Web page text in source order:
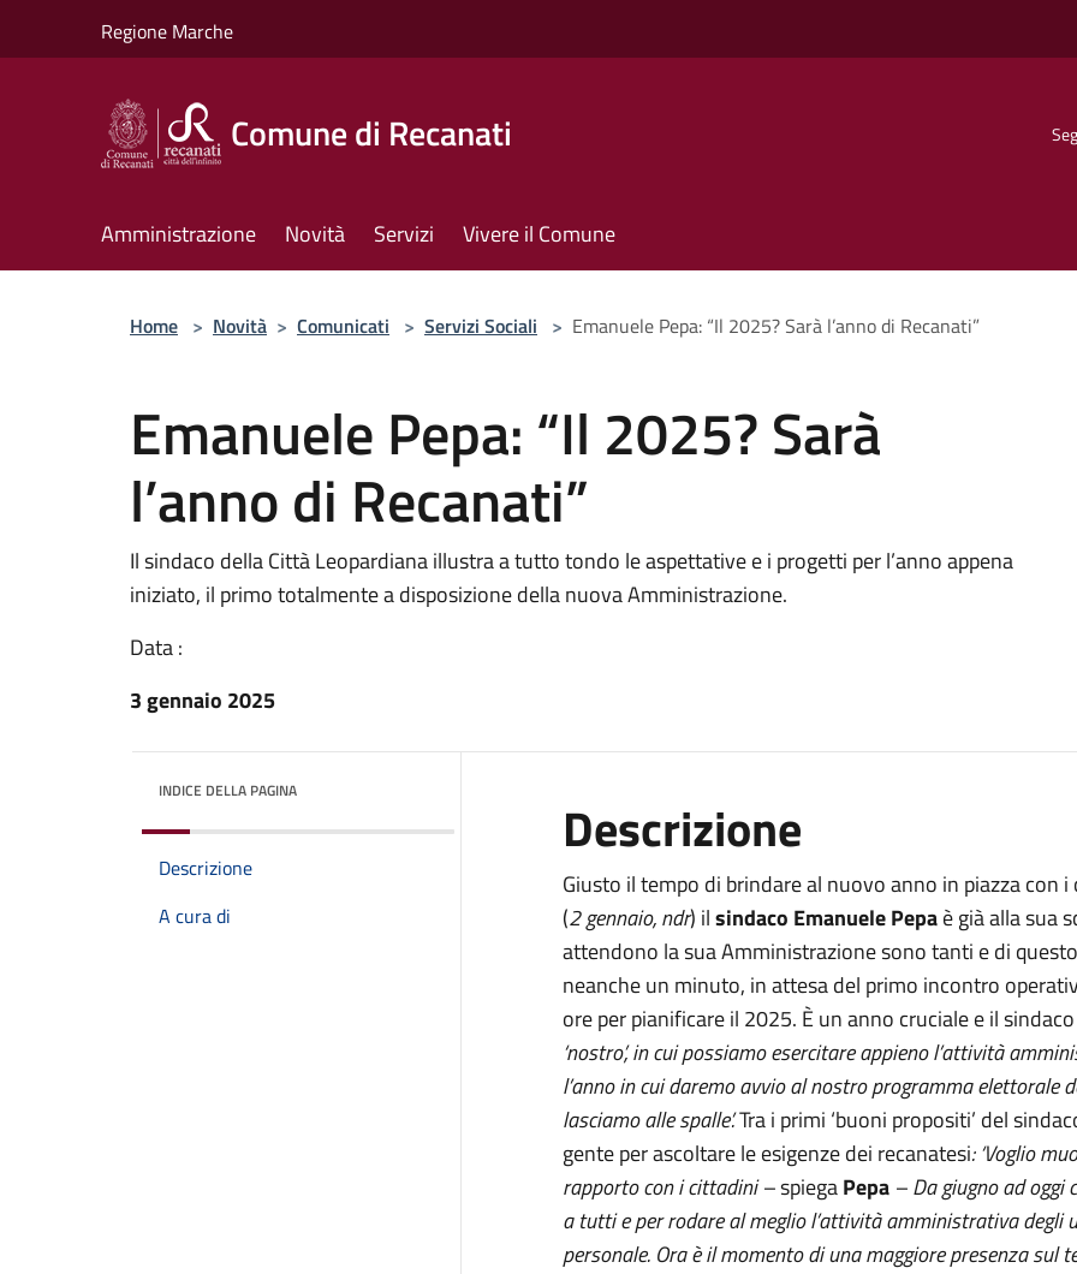
Regione Marche
Comune di Recanati
Amministrazione Novità Servizi Vivere il Comune
Home > Novità > Comunicati > Servizi Sociali > Emanuele Pepa: “Il 2025? Sarà l’anno di Recanati”
Emanuele Pepa: “Il 2025? Sarà
l’anno di Recanati”
Il sindaco della Città Leopardiana illustra a tutto tondo le aspettative e i progetti per l’anno appena
iniziato, il primo totalmente a disposizione della nuova Amministrazione.
Data :
3 gennaio 2025
INDICE DELLA PAGINA
Descrizione
A cura di
Descrizione
Giusto il tempo di brindare al nuovo anno in piazza
(2 gennaio, ndr) ilsindaco Emanuele Pepaè già alla sua
attendono la sua Amministrazione sono tanti e di
neanche un minuto, in attesa del primo incontro
ore per pianificare il 2025. È un anno cruciale e il sindaco
‘nostro’, in cui possiamo esercitare appieno l’attività
l’anno in cui daremo avvio al nostro programma elettorale
lasciamo alle spalle’.Tra i primi ‘buoni propositi’ del
gente per ascoltare le esigenze dei recanatesi: ‘Voglio
rapporto con i cittadini –spiegaPepa– Da giugno ad oggi
a tutti e per rodare al meglio l’attività amministrativa
personale. Ora è il momento di una maggiore presenza sul